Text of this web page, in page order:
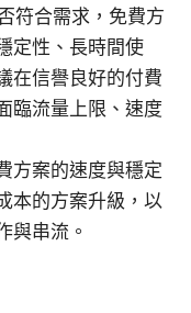
符合需求，免費方
定性、長時間使
在信譽良好的付費
臨流量上限、速度
方案的速度與穩定
本的方案升級，以
與串流。